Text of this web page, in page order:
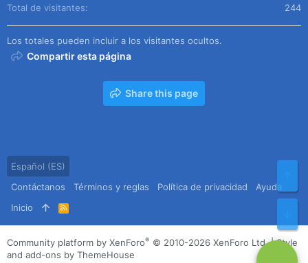
Total de visitantes
244
Los totales pueden incluir a los visitantes ocultos.
Compartir esta página
Share this page
Español (ES)
Contáctanos
Términos y reglas Política de privacidad
Ayuda
Inicio
R
S
S
Community platform by XenForo® © 2010-2026 XenForo Ltd. |Style
and add-ons by ThemeHouse